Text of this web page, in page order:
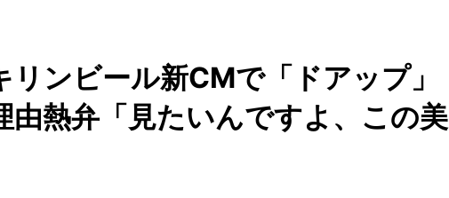
ンビール新CMで「ドアップ」
熱弁「見たいんですよ、この美